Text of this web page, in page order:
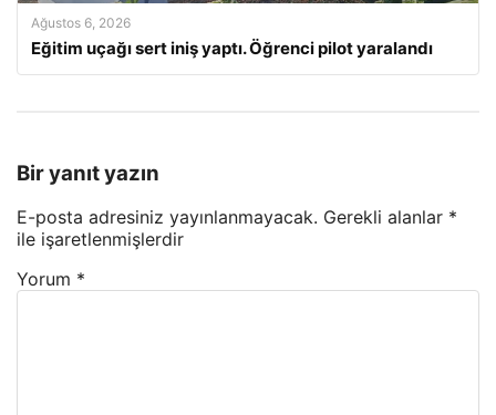
Ağustos 6, 2026
Eğitim uçağı sert iniş yaptı. Öğrenci pilot yaralandı
Bir yanıt yazın
E-posta adresiniz yayınlanmayacak. Gerekli alanlar *
ile işaretlenmişlerdir
Yorum *